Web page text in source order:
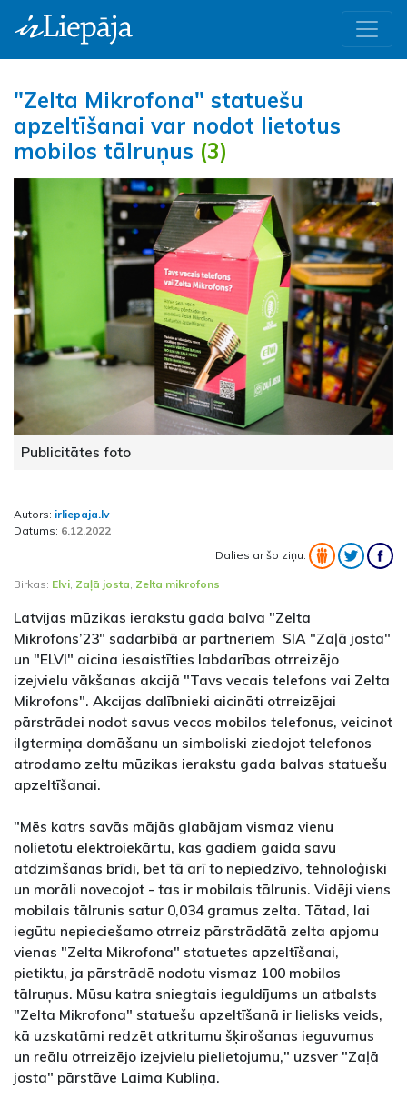
"Zelta Mikrofona" statuešu
apzeltīšanai var nodot lietotus
mobilos tālruņus (3)
Publicitātes foto
Autors: irliepaja.lv
Datums: 6.12.2022
Dalies ar šo ziņu:
Birkas: Elvi, Zaļā josta, Zelta mikrofons
Latvijas mūzikas ierakstu gada balva "Zelta
Mikrofons’23" sadarbībā ar partneriem SIA "Zaļā josta"
un "ELVI" aicina iesaistīties labdarības otrreizējo
izejvielu vākšanas akcijā "Tavs vecais telefons vai Zelta
Mikrofons". Akcijas dalībnieki aicināti otrreizējai
pārstrādei nodot savus vecos mobilos telefonus, veicinot
ilgtermiņa domāšanu un simboliski ziedojot telefonos
atrodamo zeltu mūzikas ierakstu gada balvas statuešu
apzeltīšanai.
"Mēs katrs savās mājās glabājam vismaz vienu
nolietotu elektroiekārtu, kas gadiem gaida savu
atdzimšanas brīdi, bet tā arī to nepiedzīvo, tehnoloģiski
un morāli novecojot - tas ir mobilais tālrunis. Vidēji viens
mobilais tālrunis satur 0,034 gramus zelta. Tātad, lai
iegūtu nepieciešamo otrreiz pārstrādātā zelta apjomu
vienas "Zelta Mikrofona" statuetes apzeltīšanai,
pietiktu, ja pārstrādē nodotu vismaz 100 mobilos
tālruņus. Mūsu katra sniegtais ieguldījums un atbalsts
"Zelta Mikrofona" statuešu apzeltīšanā ir lielisks veids,
kā uzskatāmi redzēt atkritumu šķirošanas ieguvumus
un reālu otrreizējo izejvielu pielietojumu," uzsver "Zaļā
josta" pārstāve Laima Kubliņa.